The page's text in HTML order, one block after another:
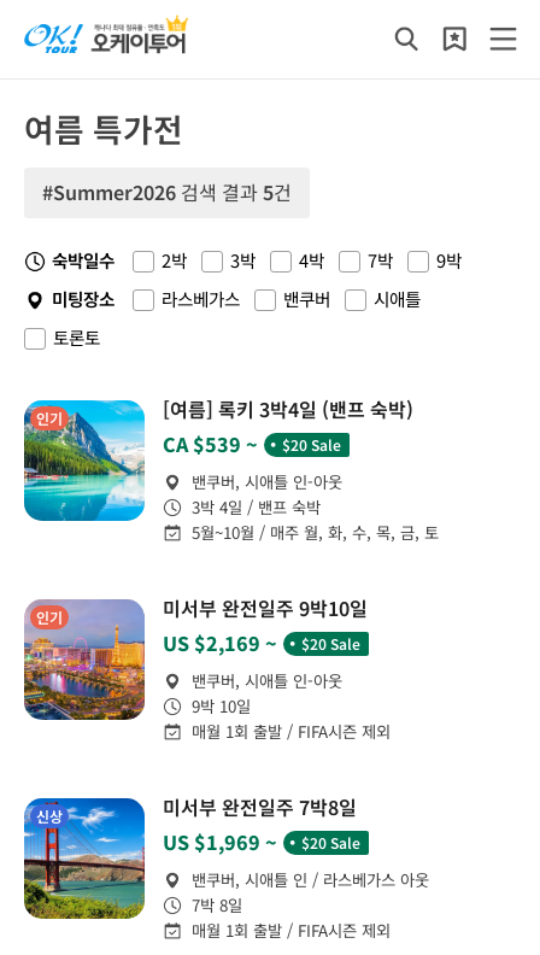
여름 특가전
#Summer2026 검색 결과5건
숙박일수 2박 3박 4박 7박
9박
미팅장소
라스베가스 밴쿠버
시애틀
토론토
인기
[여름] 록키 3박4일 (밴프 숙박)
CA $539 ~
$20 Sale
˙
밴쿠버, 시애틀 인-아웃
3박 4일 / 밴프 숙박
5월~10월 / 매주 월, 화, 수, 목, 금, 토
인기
미서부 완전일주 9박10일
US $2,169 ~
$20 Sale
˙
밴쿠버, 시애틀 인-아웃
9박 10일
매월 1회 출발 / FIFA시즌 제외
신상
미서부 완전일주 7박8일
US $1,969 ~
$20 Sale
˙
밴쿠버, 시애틀 인 / 라스베가스 아웃
7박 8일
매월 1회 출발 / FIFA시즌 제외